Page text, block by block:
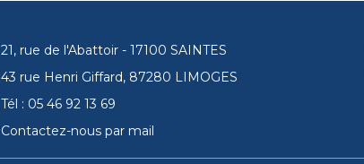
21, rue de l'Abattoir - 17100 SAINTES
43 rue Henri Giffard, 87280 LIMOGES
Tél : 05 46 92 13 69
Contactez-nous par mail